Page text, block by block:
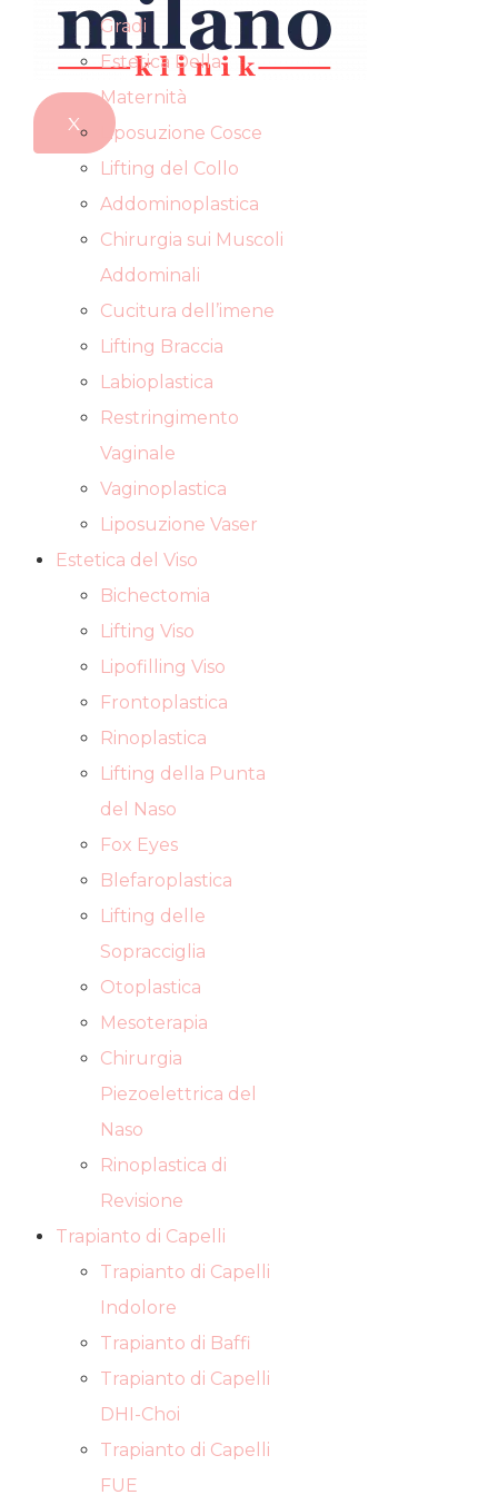
X
Gradi
Estetica Della
Maternità
Liposuzione Cosce
Lifting del Collo
Addominoplastica
Chirurgia sui Muscoli
Addominali
Cucitura dell’imene
Lifting Braccia
Labioplastica
Restringimento
Vaginale
Vaginoplastica
Liposuzione Vaser
Estetica del Viso
Bichectomia
Lifting Viso
Lipofilling Viso
Frontoplastica
Rinoplastica
Lifting della Punta
del Naso
Fox Eyes
Blefaroplastica
Lifting delle
Sopracciglia
Otoplastica
Mesoterapia
Chirurgia
Piezoelettrica del
Naso
Rinoplastica di
Revisione
Trapianto di Capelli
Trapianto di Capelli
Indolore
Trapianto di Baffi
Trapianto di Capelli
DHI-Choi
Trapianto di Capelli
FUE